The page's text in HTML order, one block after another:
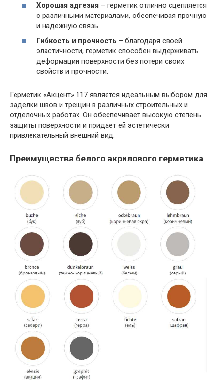
Хорошая адгезия – герметик отлично сцепляется
с различными материалами, обеспечивая прочную
и надежную связь.
Гибкость и прочность – благодаря своей
эластичности, герметик способен выдерживать
деформации поверхности без потери своих
свойств и прочности.
Герметик «Акцент» 117 является идеальным выбором для
заделки швов и трещин в различных строительных и
отделочных работах. Он обеспечивает высокую степень
защиты поверхности и придает ей эстетически
привлекательный внешний вид.
Преимущества белого акрилового герметика